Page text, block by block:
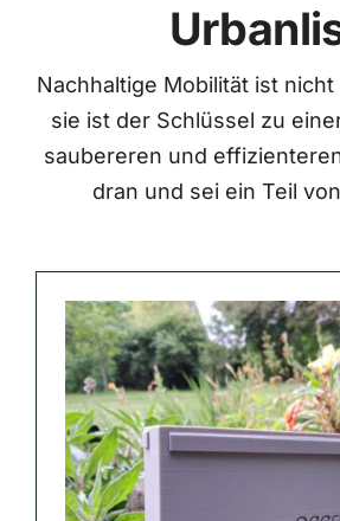
Nachhaltige Mobilität ist
sie ist der Schlüssel zu
saubereren und
dran und sei ein Teil